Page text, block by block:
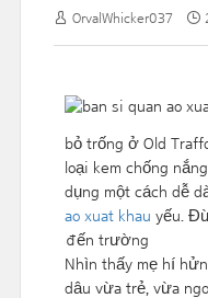
OrvalWhicker037
bỏ trống ở Old
loại kem chống
dụng một cách dễ
ao xuat khau yếu.
đến trường
Nhìn thấy mẹ hí
dâu vừa trẻ, vừa